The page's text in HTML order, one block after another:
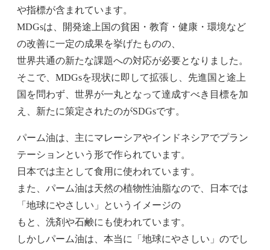
や指標が含まれています。
MDGsは、開発途上国の貧困・教育・健康・環境など
の改善に一定の成果を挙げたものの、
世界共通の新たな課題への対応が必要となりました。
そこで、MDGsを現状に即して拡張し、先進国と途上
国を問わず、世界が一丸となって達成すべき目標を加
え、新たに策定されたのがSDGsです。
パーム油は、主にマレーシアやインドネシアでプラン
テーションという形で作られています。
日本では主として食用に使われています。
また、パーム油は天然の植物性油脂なので、日本では
「地球にやさしい」というイメージの
もと、洗剤や石鹸にも使われています。
しかしパーム油は、本当に「地球にやさしい」のでし